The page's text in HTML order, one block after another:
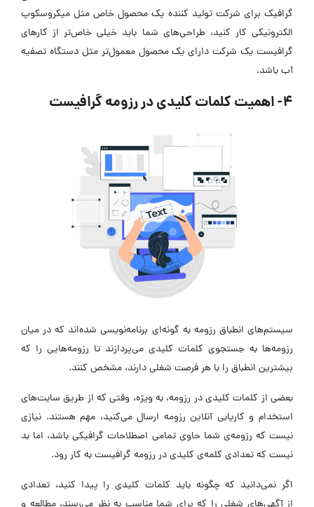
گرافیک برای شرکت تولید کننده‌ یک محصول خاص مثل میکروسکوپ
الکترونیکی کار کنید، طراحی‌های شما باید خیلی خاص‌تر از کارهای
گرافیست یک شرکت دارای یک محصول معمول‌تر مثل دستگاه تصفیه‌
آب باشد.
۴- اهمیت کلمات کلیدی در رزومه گرافیست
سیستم‌های انطباق رزومه به گونه‌ای برنامه‌نویسی شده‌اند که در میان
رزومه‌ها به جستجوی کلمات کلیدی می‌پردازند تا رزومه‌هایی را که
بیشترین انطباق را با هر فرصت شغلی دارند، مشخص کنند.
بعضی از کلمات کلیدی در رزومه، به ویژه، وقتی که از طریق سایت‌های
استخدام و کاریابی آنلاین رزومه ارسال می‌کنید، مهم هستند. نیازی
نیست که رزومه‌ی شما حاوی تمامی اصطلاحات گرافیکی باشد، اما بد
نیست که تعدادی کلمه‌ی کلیدی در رزومه گرافیست به کار رود.
اگر نمی‌دانید که چگونه باید کلمات کلیدی را پیدا کنید، تعدادی